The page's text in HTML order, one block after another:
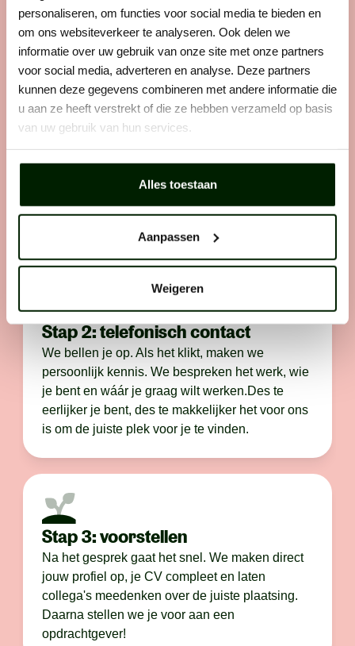
personaliseren, om functies voor social media te bieden en
om ons websiteverkeer te analyseren. Ook delen we
informatie over uw gebruik van onze site met onze partners
voor social media, adverteren en analyse. Deze partners
kunnen deze gegevens combineren met andere informatie die
u aan ze heeft verstrekt of die ze hebben verzameld op basis
van uw gebruik van hun services.
Alles toestaan
Aanpassen
Weigeren
Het sollicitatieproces
Wij helpen buitenwerkers om de beste in hun vakgebied
te worden. Dat werkt als volgt:
Stap 1: solliciteren
Zie je een vacature die perfect bij je past? Laat
er dan geen gras over groeien en solliciteer
direct. Want wij horen graag van vakidioten
Stap 2: telefonisch contact
We bellen je op. Als het klikt, maken we
persoonlijk kennis. We bespreken het werk, wie
je bent en wáár je graag wilt werken.Des te
eerlijker je bent, des te makkelijker het voor ons
is om de juiste plek voor je te vinden.
Stap 3: voorstellen
Na het gesprek gaat het snel. We maken direct
jouw profiel op, je CV compleet en laten
collega's meedenken over de juiste plaatsing.
Daarna stellen we je voor aan een
opdrachtgever!